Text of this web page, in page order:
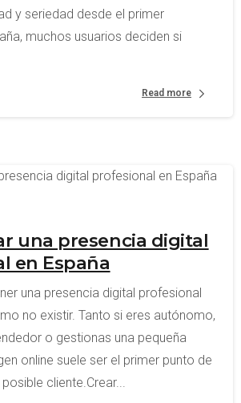
y seriedad desde el primer
muchos usuarios deciden si
Read more
una presencia digital
en España
una presencia digital profesional
no existir. Tanto si eres autónomo,
o gestionas una pequeña
online suele ser el primer punto de
cliente.Crear...